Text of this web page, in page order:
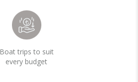
Boat trips to suit
every budget